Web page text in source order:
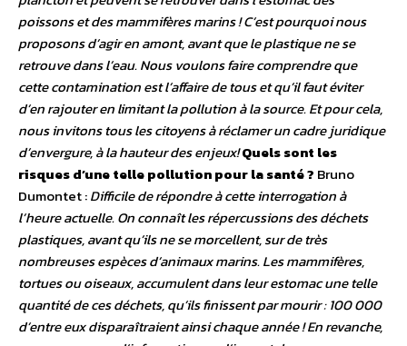
poissons et des mammifères marins ! C’est pourquoi nous
proposons d’agir en amont, avant que le plastique ne se
retrouve dans l’eau. Nous voulons faire comprendre que
cette contamination est l’affaire de tous et qu’il faut éviter
d’en rajouter en limitant la pollution à la source. Et pour cela,
nous invitons tous les citoyens à réclamer un cadre juridique
d’envergure, à la hauteur des enjeux!Quels sont les
risques d’une telle pollution pour la santé ? Bruno
Dumontet :Difficile de répondre à cette interrogation à
l’heure actuelle. On connaît les répercussions des déchets
plastiques, avant qu’ils ne se morcellent, sur de très
nombreuses espèces d’animaux marins. Les mammifères,
tortues ou oiseaux, accumulent dans leur estomac une telle
quantité de ces déchets, qu’ils finissent par mourir : 100 000
d’entre eux disparaîtraient ainsi chaque année ! En revanche,